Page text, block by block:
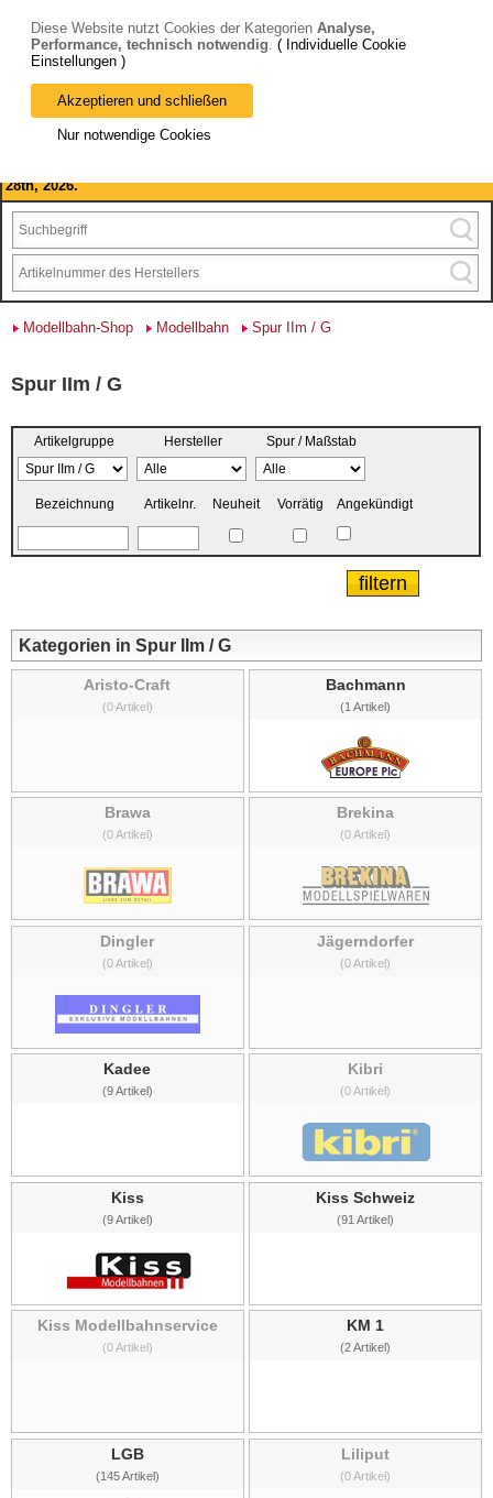
Bitte beachten Sie: wir machen Betriebsferien, vom 03. bis 28.
August 2026 haben wir geschlossen.
28th, 2026.
Modellbahn-Shop Modellbahn Spur IIm / G
Spur IIm / G
Artikelgruppe Hersteller Spur / Maßstab
Bezeichnung Artikelnr. Neuheit Vorrätig Angekündigt
Kategorien in Spur IIm / G
Aristo-Craft
(0 Artikel)
Bachmann
(1 Artikel)
Brawa
(0 Artikel)
Brekina
(0 Artikel)
Dingler
(0 Artikel)
Jägerndorfer
(0 Artikel)
Kadee
(9 Artikel)
Kibri
(0 Artikel)
Kiss
(9 Artikel)
Kiss Schweiz
(91 Artikel)
Kiss Modellbahnservice
(0 Artikel)
KM 1
(2 Artikel)
LGB
(145 Artikel)
Liliput
(0 Artikel)
Diese Website nutzt Cookies der Kategorien Analyse,
Performance, technisch notwendig. ( Individuelle Cookie
Einstellungen )
Akzeptieren und schließen
Nur notwendige Cookies